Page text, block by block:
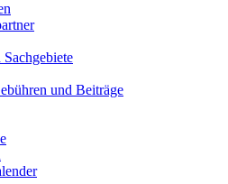
und Beiträge